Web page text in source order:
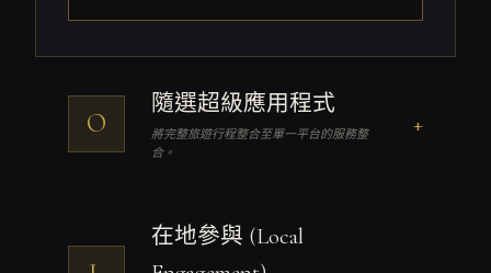
O
隨選超級應用程式
將完整旅遊行程整合至單一平台的服務整
合。
+
在地參與 (Local